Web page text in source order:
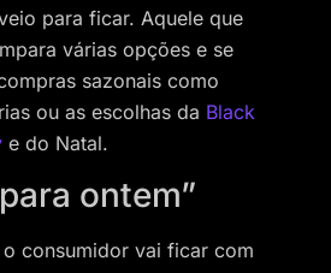
para ficar. Aquele que
várias opções e se
sazonais como
ou as escolhas da Black
e do Natal.
ontem”
consumidor vai ficar com